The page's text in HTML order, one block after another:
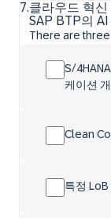
7.클라우드 혁
SAP BTP의
There are
S/
케이션
Clean
특정 LoB